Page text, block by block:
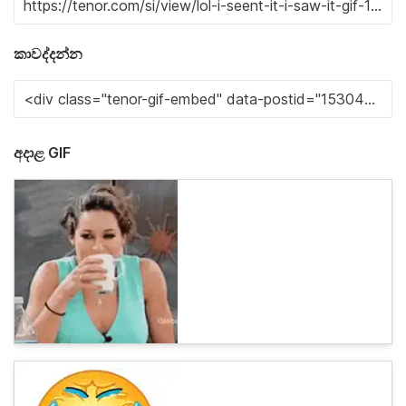
කාවද්දන්න
අදාළ GIF